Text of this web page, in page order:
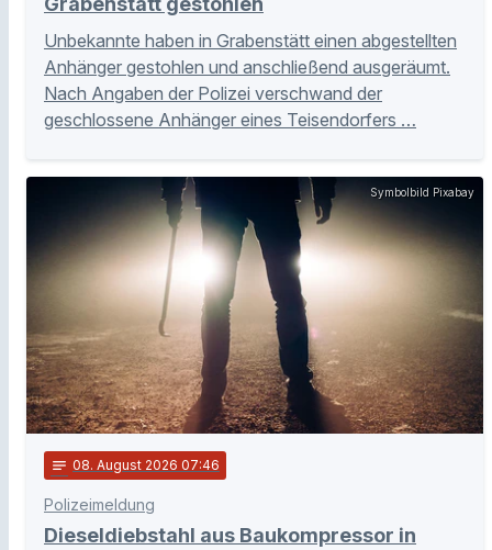
Unbekannte haben in Grabenstätt einen abgestellten
Anhänger gestohlen und anschließend ausgeräumt.
Nach Angaben der Polizei verschwand der
geschlossene Anhänger eines Teisendorfers …
Symbolbild Pixabay
notes 08. August 2026 07:46
Polizeimeldung
Dieseldiebstahl aus Baukompressor in